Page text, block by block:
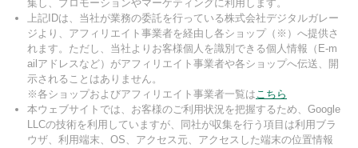
集し、プロモーションやマーケティングに利用します。
上記IDは、当社が業務の委託を行っている株式会社デジタルガレー
ジより、アフィリエイト事業者を経由し各ショップ（※）へ提供さ
れます。ただし、当社よりお客様個人を識別できる個人情報（E-m
ailアドレスなど）がアフィリエイト事業者や各ショップへ伝送、開
示されることはありません。
※各ショップおよびアフィリエイト事業者一覧はこちら
本ウェブサイトでは、お客様のご利用状況を把握するため、Google
LLCの技術を利用していますが、同社が収集を行う項目は利用ブラ
ウザ、利用端末、OS、アクセス元、アクセスした端末の位置情報